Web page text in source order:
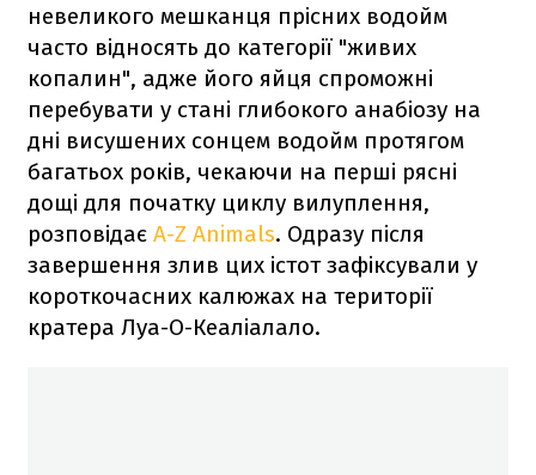
невеликого мешканця прісних водойм
часто відносять до категорії "живих
копалин", адже його яйця спроможні
перебувати у стані глибокого анабіозу на
дні висушених сонцем водойм протягом
багатьох років, чекаючи на перші рясні
дощі для початку циклу вилуплення,
розповідає A-Z Animals. Одразу після
завершення злив цих істот зафіксували у
короткочасних калюжах на території
кратера Луа-О-Кеаліалало.